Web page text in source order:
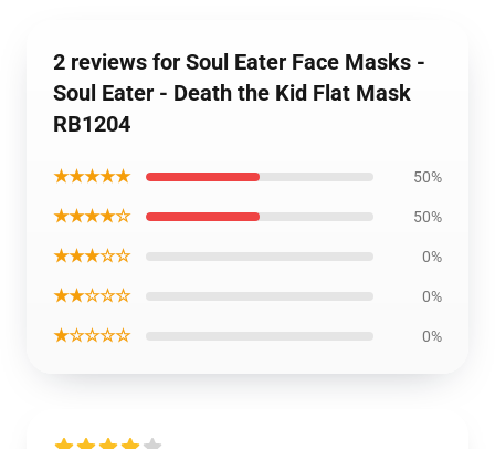
2 reviews for Soul Eater Face Masks -
Soul Eater - Death the Kid Flat Mask
RB1204
★★★★★ 50%
★★★★☆ 50%
★★★☆☆ 0%
★★☆☆☆ 0%
★☆☆☆☆ 0%